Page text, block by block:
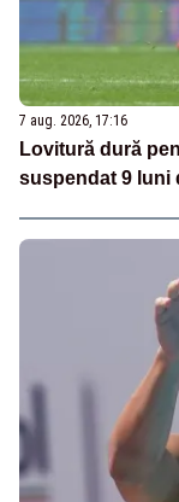
7 aug. 2026, 17:16
Lovitură dură
suspendat 9 luni